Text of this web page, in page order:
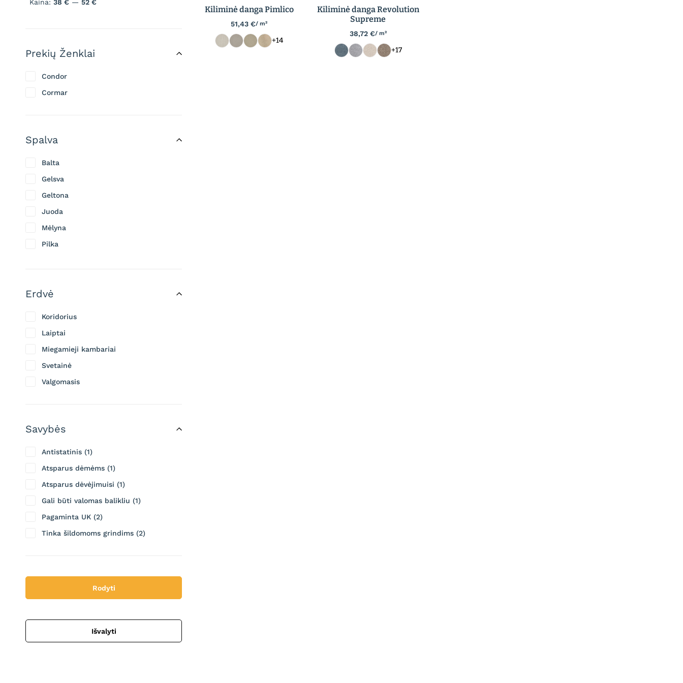
Kiliminė danga Pimlico
51,43€/ m²
+14
Kiliminė danga Revolution
Supreme
38,72 €/ m²
+17
Kaina: 38 € — 52 €
Prekių Ženklai
Condor
Cormar
Spalva
Balta
Gelsva
Geltona
Juoda
Mėlyna
Pilka
Violetinė
Erdvė
Koridorius
Laiptai
Miegamieji kambariai
Svetainė
Valgomasis
Savybės
Antistatinis
1
Atsparus dėmėms
1
Atsparus dėvėjimuisi
1
Gali būti valomas balikliu
1
Pagaminta UK
2
Tinka šildomoms grindims
2
Rodyti
Išvalyti